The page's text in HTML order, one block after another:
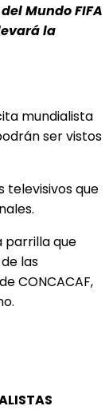
Mundo FIFA
la
mundialista
ser vistos
televisivos que
parrilla que
las
CONCACAF,